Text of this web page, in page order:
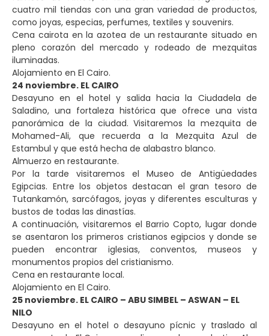
cuatro mil tiendas con una gran variedad de productos,
como joyas, especias, perfumes, textiles y souvenirs.
Cena cairota en la azotea de un restaurante situado en
pleno corazón del mercado y rodeado de mezquitas
iluminadas.
Alojamiento en El Cairo.
24 noviembre. EL CAIRO
Desayuno en el hotel y salida hacia la Ciudadela de
Saladino, una fortaleza histórica que ofrece una vista
panorámica de la ciudad. Visitaremos la mezquita de
Mohamed-Ali, que recuerda a la Mezquita Azul de
Estambul y que está hecha de alabastro blanco.
Almuerzo en restaurante.
Por la tarde visitaremos el Museo de Antigüedades
Egipcias. Entre los objetos destacan el gran tesoro de
Tutankamón, sarcófagos, joyas y diferentes esculturas y
bustos de todas las dinastías.
A continuación, visitaremos el Barrio Copto, lugar donde
se asentaron los primeros cristianos egipcios y donde se
pueden encontrar iglesias, conventos, museos y
monumentos propios del cristianismo.
Cena en restaurante local.
Alojamiento en El Cairo.
25 noviembre. EL CAIRO – ABU SIMBEL – ASWAN – EL
NILO
Desayuno en el hotel o desayuno pícnic y traslado al